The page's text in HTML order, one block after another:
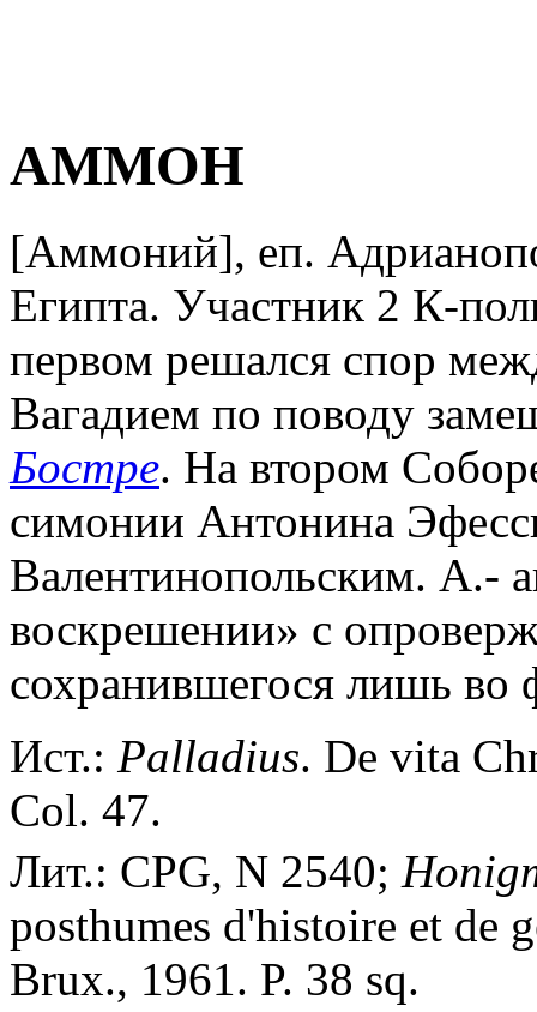
АММОН
[Аммоний], еп.
Египта. Участник 2 К-
первом решался спор
Вагадием по поводу
Бостре. На втором
симонии Антонина
Валентинопольским. А.-
воскрешении» с
сохранившегося лишь во
Ист.: Palladius. De vita
Col. 47.
Лит.: CPG, N 2540;
posthumes d'histoire et de
Brux., 1961. P. 38 sq.